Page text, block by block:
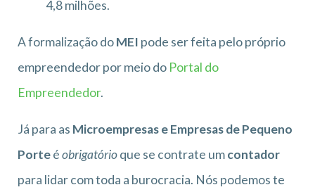
4,8 milhões.
A formalização doMEI pode ser feita pelo próprio
empreendedor por meio do Portal do
Empreendedor.
Já para as Microempresas e Empresas de Pequeno
Porteéobrigatórioque se contrate umcontador
para lidar com toda a burocracia. Nós podemos te